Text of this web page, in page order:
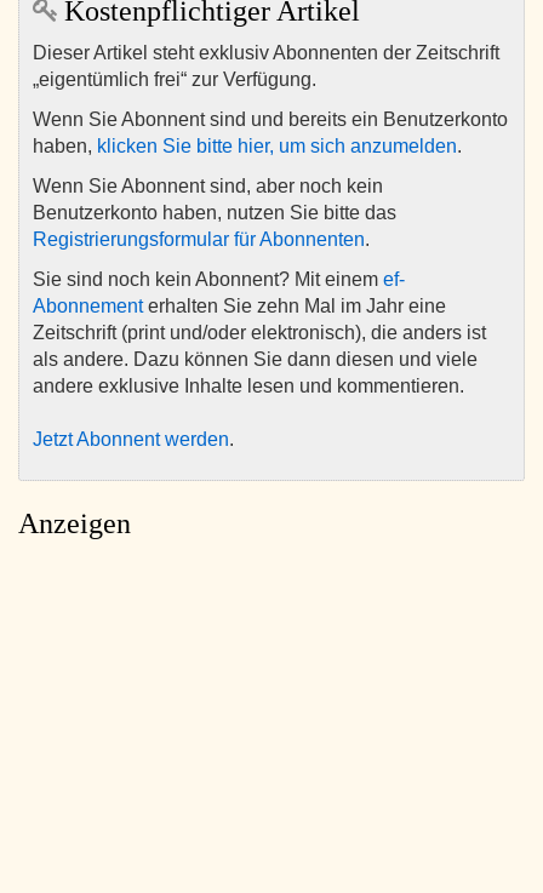
Kostenpflichtiger Artikel
Dieser Artikel steht exklusiv Abonnenten der Zeitschrift
„eigentümlich frei“ zur Verfügung.
Wenn Sie Abonnent sind und bereits ein Benutzerkonto
haben, klicken Sie bitte hier, um sich anzumelden.
Wenn Sie Abonnent sind, aber noch kein
Benutzerkonto haben, nutzen Sie bitte das
Registrierungsformular für Abonnenten.
Sie sind noch kein Abonnent? Mit einem ef-
Abonnementerhalten Sie zehn Mal im Jahr eine
Zeitschrift (print und/oder elektronisch), die anders ist
als andere. Dazu können Sie dann diesen und viele
andere exklusive Inhalte lesen und kommentieren.
Jetzt Abonnent werden.
Anzeigen